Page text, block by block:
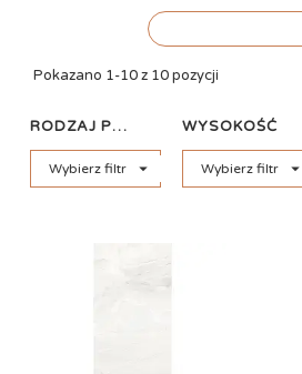
Pokazano 1-10 z 10 pozycji
RODZAJ PŁYTKI
Wybierz filtr 
WYSOKOŚĆ
Wybierz filtr 